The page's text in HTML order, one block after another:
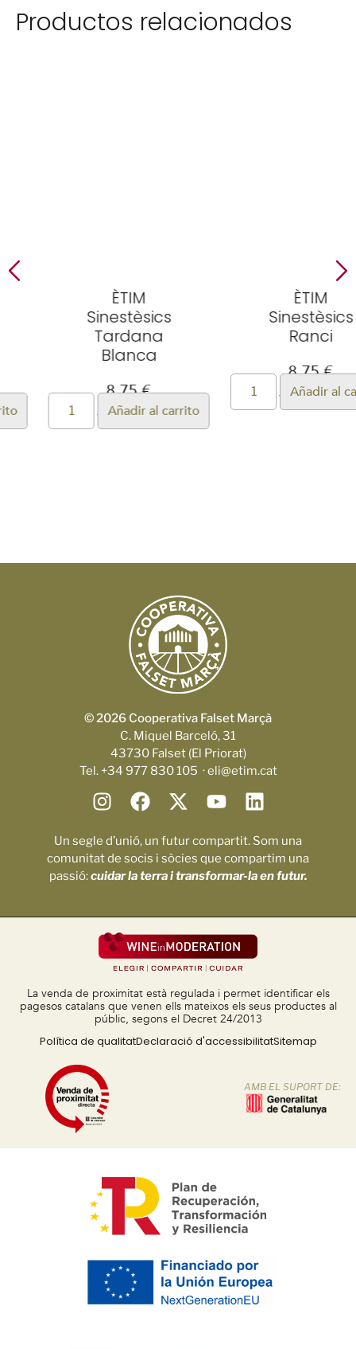
Productos relacionados
Sinestèsics
Tardana
Blanca
8,75€
Valorado
Añadir al carrito
Sinestèsics
Ranci
8,75€
Valorado
Añadir al carrito
© 2026 Cooperativa Falset Marçà
C. Miquel Barceló, 31
43730 Falset (El Priorat)
Tel. +34 977 830 105 · eli@etim.cat
Un segle d’unió, un futur compartit. Som una
comunitat de socis i sòcies que compartim una
passió:cuidar la terra i transformar-la en futur.
La venda de proximitat està regulada i permet identificar els
pagesos catalans que venen ells mateixos els seus productes al
públic, segons el Decret 24/2013
Política de qualitatDeclaració d'accessibilitatSitemap
AMB EL SUPORT DE: